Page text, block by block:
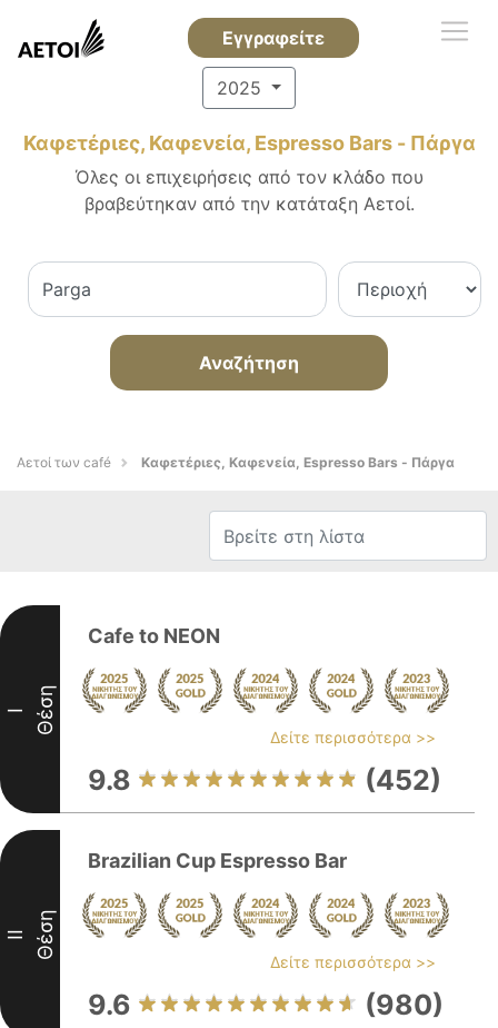
Εγγραφείτε
2025
Καφετέριες, Καφενεία, Espresso Bars - Πάργα
Όλες οι επιχειρήσεις από τον κλάδο που
βραβεύτηκαν από την κατάταξη Αετοί.
Αναζήτηση
Αετοί των café Καφετέριες, Καφενεία, Espresso Bars - Πάργα
I Θέση
Cafe to NEON
Δείτε περισσότερα >>
9.8 (452)
II Θέση
Brazilian Cup Espresso Bar
Δείτε περισσότερα >>
9.6 (980)